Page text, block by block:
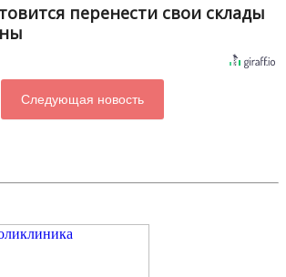
перенести свои склады
Следующая новость